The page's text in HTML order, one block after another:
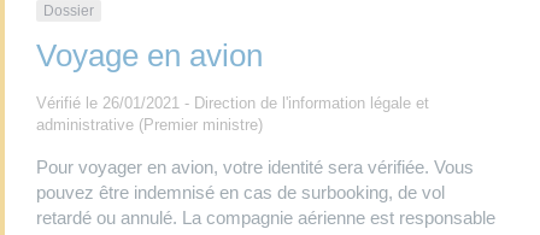
Dossier
Voyage en avion
Vérifié le 26/01/2021 - Direction de l'information légale et
administrative (Premier ministre)
Pour voyager en avion, votre identité sera vérifiée. Vous
pouvez être indemnisé en cas de surbooking, de vol
retardé ou annulé. La compagnie aérienne est responsable